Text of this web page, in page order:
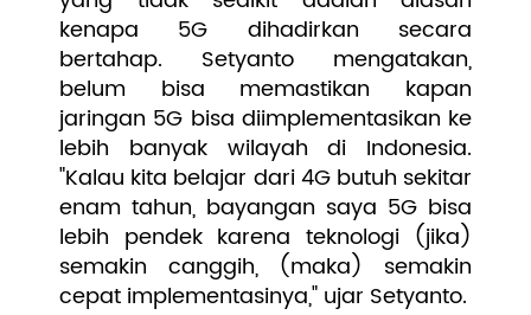
kenapa 5G dihadirkan secara
bertahap. Setyanto mengatakan,
belum bisa memastikan kapan
jaringan 5G bisa diimplementasikan ke
lebih banyak wilayah di Indonesia.
"Kalau kita belajar dari 4G butuh sekitar
enam tahun, bayangan saya 5G bisa
lebih pendek karena teknologi (jika)
semakin canggih, (maka) semakin
cepat implementasinya," ujar Setyanto.